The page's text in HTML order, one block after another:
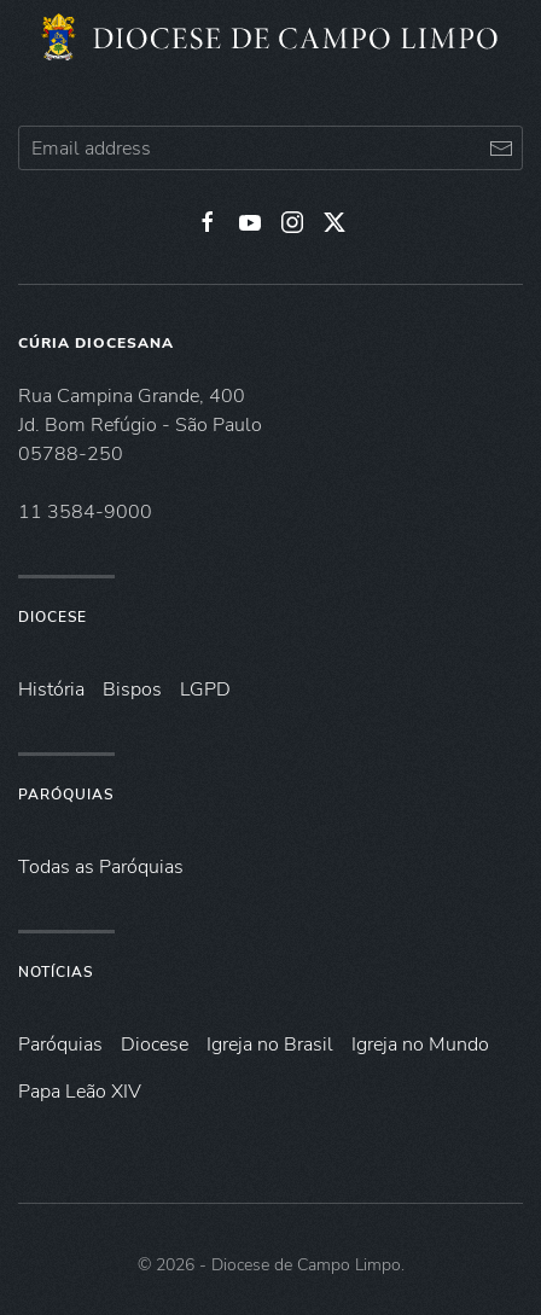
CÚRIA DIOCESANA
Rua Campina Grande, 400
Jd. Bom Refúgio - São Paulo
05788-250
11 3584-9000
DIOCESE
História Bispos LGPD
PARÓQUIAS
Todas as Paróquias
NOTÍCIAS
Paróquias Diocese Igreja no Brasil
Igreja no Mundo
Papa Leão XIV
© 2026- Diocese de Campo Limpo.